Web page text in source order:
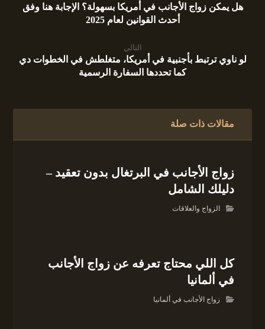
هل يمكن زواج الأجانب في أمريكا بسهولة؟ الإجابة هنا وفق
أحدث القوانين لعام 2025
التالي
لو ناوي ترتبط بأجنبية في أمريكا، متغلطش في الخطوات دي
كما تحددها السفارة الرسمية
مقالات ذات صلة
زواج الأجانب في البرتغال بدون تعقيد –
دليلك الشامل
الزواج والعلاقات
كل اللي محتاج تعرفه عن زواج الأجانب
في ألمانيا
زواج الأجانب في ألمانيا